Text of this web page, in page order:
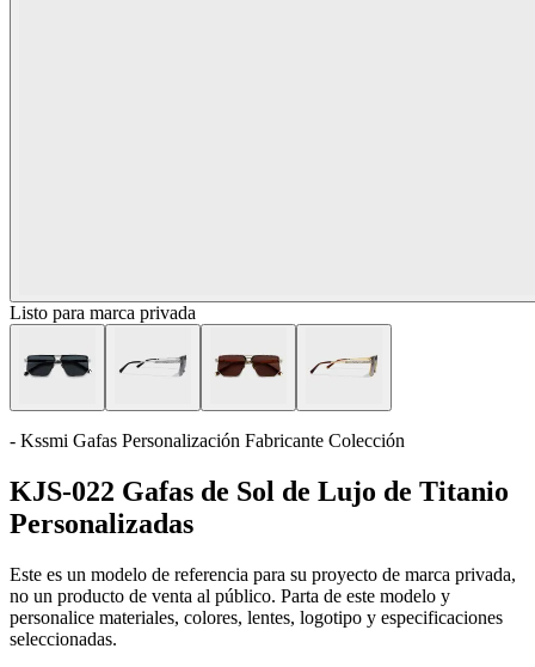
Listo para marca privada
- Kssmi Gafas Personalización Fabricante Colección
KJS-022 Gafas de Sol de Lujo de Titanio
Personalizadas
Este es un modelo de referencia para su proyecto de marca privada,
no un producto de venta al público. Parta de este modelo y
personalice materiales, colores, lentes, logotipo y especificaciones
seleccionadas.